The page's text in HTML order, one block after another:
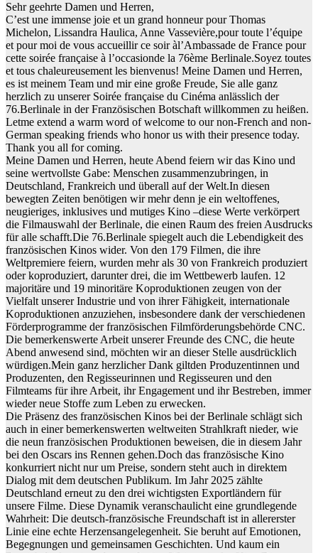
Sehr geehrte Damen und Herren,
C’est une immense joie et un grand honneur pour Thomas
Michelon, Lissandra Haulica, Anne Vassevière,pour toute l’équipe
et pour moi de vous accueillir ce soir àl’Ambassade de France pour
cette soirée française à l’occasionde la 76ème Berlinale.Soyez toutes
et tous chaleureusement les bienvenus! Meine Damen und Herren,
es ist meinem Team und mir eine große Freude, Sie alle ganz
herzlich zu unserer Soirée française du Cinéma anlässlich der
76.Berlinale in der Französischen Botschaft willkommen zu heißen.
Letme extend a warm word of welcome to our non-French and non-
German speaking friends who honor us with their presence today.
Thank you all for coming.
Meine Damen und Herren, heute Abend feiern wir das Kino und
seine wertvollste Gabe: Menschen zusammenzubringen, in
Deutschland, Frankreich und überall auf der Welt.In diesen
bewegten Zeiten benötigen wir mehr denn je ein weltoffenes,
neugieriges, inklusives und mutiges Kino –diese Werte verkörpert
die Filmauswahl der Berlinale, die einen Raum des freien Ausdrucks
für alle schafft.Die 76.Berlinale spiegelt auch die Lebendigkeit des
französischen Kinos wider. Von den 179 Filmen, die ihre
Weltpremiere feiern, wurden mehr als 30 von Frankreich produziert
oder koproduziert, darunter drei, die im Wettbewerb laufen. 12
majoritäre und 19 minoritäre Koproduktionen zeugen von der
Vielfalt unserer Industrie und von ihrer Fähigkeit, internationale
Koproduktionen anzuziehen, insbesondere dank der verschiedenen
Förderprogramme der französischen Filmförderungsbehörde CNC.
Die bemerkenswerte Arbeit unserer Freunde des CNC, die heute
Abend anwesend sind, möchten wir an dieser Stelle ausdrücklich
würdigen.Mein ganz herzlicher Dank giltden Produzentinnen und
Produzenten, den Regisseurinnen und Regisseuren und den
Filmteams für ihre Arbeit, ihr Engagement und ihr Bestreben, immer
wieder neue Stoffe zum Leben zu erwecken.
Die Präsenz des französischen Kinos bei der Berlinale schlägt sich
auch in einer bemerkenswerten weltweiten Strahlkraft nieder, wie
die neun französischen Produktionen beweisen, die in diesem Jahr
bei den Oscars ins Rennen gehen.Doch das französische Kino
konkurriert nicht nur um Preise, sondern steht auch in direktem
Dialog mit dem deutschen Publikum. Im Jahr 2025 zählte
Deutschland erneut zu den drei wichtigsten Exportländern für
unsere Filme. Diese Dynamik veranschaulicht eine grundlegende
Wahrheit: Die deutsch-französische Freundschaft ist in allererster
Linie eine echte Herzensangelegenheit. Sie beruht auf Emotionen,
Begegnungen und gemeinsamen Geschichten. Und kaum ein